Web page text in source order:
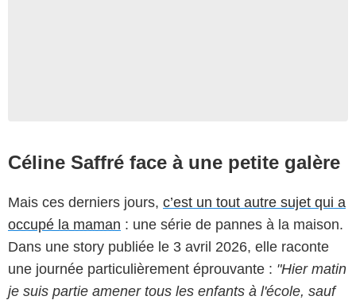
Céline Saffré face à une petite galère
Mais ces derniers jours, c’est un tout autre sujet qui a
occupé la maman : une série de pannes à la maison.
Dans une story publiée le 3 avril 2026, elle raconte
une journée particulièrement éprouvante : "Hier matin
je suis partie amener tous les enfants à l'école, sauf